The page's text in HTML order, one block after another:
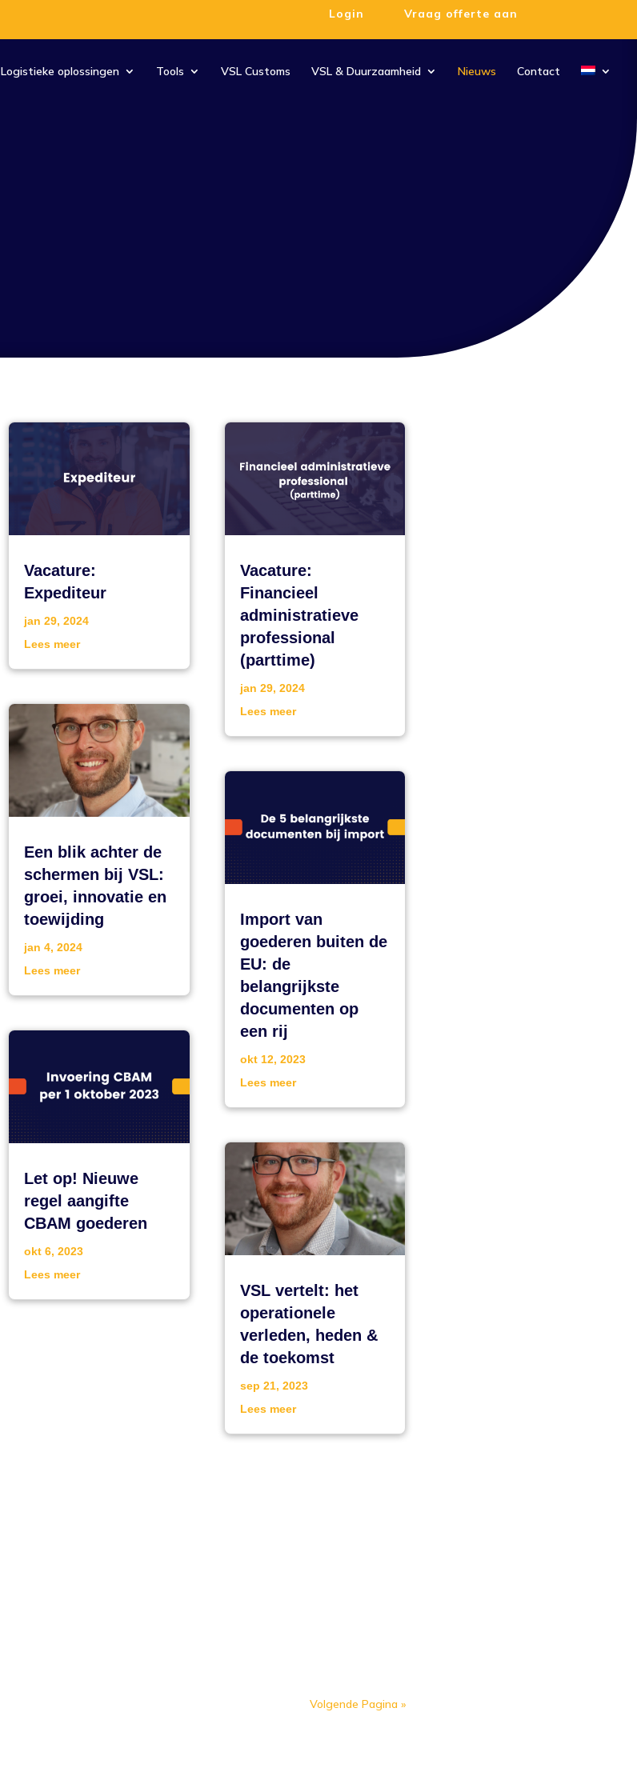
Login Vraag offerte aan
Logistieke oplossingen Tools VSL Customs VSL & Duurzaamheid Nieuws Contact
Vacature:
Expediteur
jan 29, 2024
Lees meer
Een blik achter de
schermen bij VSL:
groei, innovatie en
toewijding
jan 4, 2024
Lees meer
Let op! Nieuwe
regel aangifte
CBAM goederen
okt 6, 2023
Lees meer
Vacature:
Financieel
administratieve
professional
(parttime)
jan 29, 2024
Lees meer
Import van
goederen buiten de
EU: de
belangrijkste
documenten op
een rij
okt 12, 2023
Lees meer
VSL vertelt: het
operationele
verleden, heden &
de toekomst
sep 21, 2023
Lees meer
Volgende Pagina »